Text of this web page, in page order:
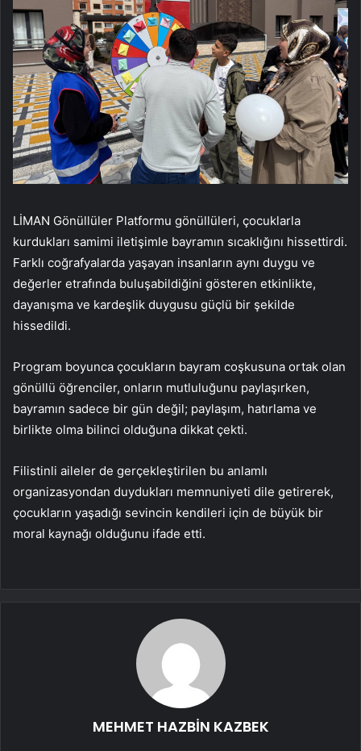
LİMAN Gönüllüler Platformu gönüllüleri, çocuklarla
kurdukları samimi iletişimle bayramın sıcaklığını hissettirdi.
Farklı coğrafyalarda yaşayan insanların aynı duygu ve
değerler etrafında buluşabildiğini gösteren etkinlikte,
dayanışma ve kardeşlik duygusu güçlü bir şekilde
hissedildi.
Program boyunca çocukların bayram coşkusuna ortak olan
gönüllü öğrenciler, onların mutluluğunu paylaşırken,
bayramın sadece bir gün değil; paylaşım, hatırlama ve
birlikte olma bilinci olduğuna dikkat çekti.
Filistinli aileler de gerçekleştirilen bu anlamlı
organizasyondan duydukları memnuniyeti dile getirerek,
çocukların yaşadığı sevincin kendileri için de büyük bir
moral kaynağı olduğunu ifade etti.
MEHMET HAZBİN KAZBEK